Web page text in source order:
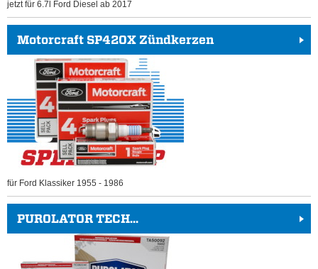
jetzt für 6.7l Ford Diesel ab 2017
Motorcraft SP420X Zündkerzen
für Ford Klassiker 1955 - 1986
PUROLATOR TECH...